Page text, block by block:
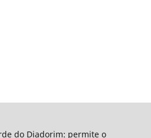
do Diadorim: permite o